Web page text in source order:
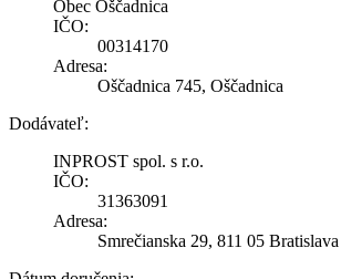
Obec Oščadnica
IČO:
00314170
Adresa:
Oščadnica 745, Oščadnica
Dodávateľ:
INPROST spol. s r.o.
IČO:
31363091
Adresa:
Smrečianska 29, 811 05 Bratislava